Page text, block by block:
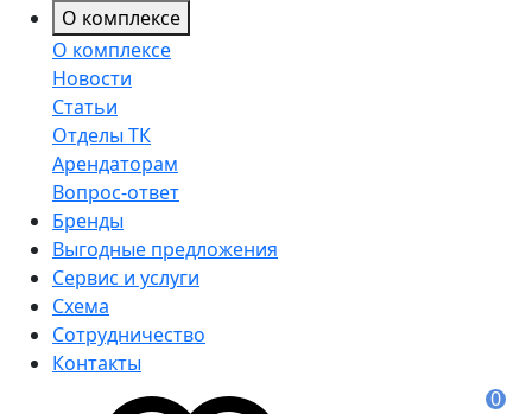
О комплексе
О комплексе
Новости
Статьи
Отделы ТК
Арендаторам
Вопрос-ответ
Бренды
Выгодные предложения
Сервис и услуги
Схема
Сотрудничество
Контакты
0